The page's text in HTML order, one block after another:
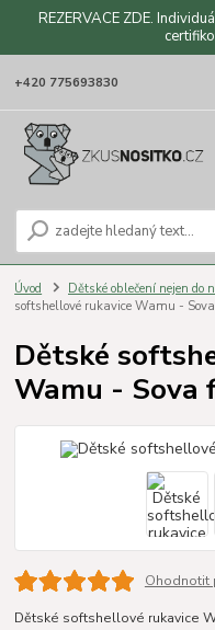
REZERVACE ZDE.
+420 775693830
Úvod Dětské oblečení nejen do
softshellové rukavice Wamu -
Dětské
Wamu - Sova
Ohodnotit
Dětské softshellové rukavice